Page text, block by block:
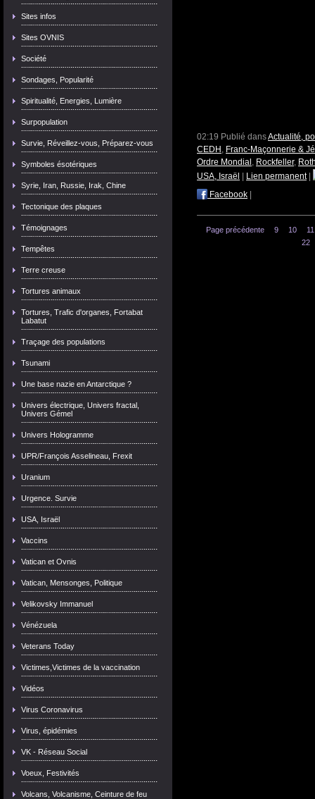
Sites infos
Sites OVNIS
Société
Sondages, Popularité
Spiritualité, Energies, Lumière
Surpopulation
Survie, Réveillez-vous, Préparez-vous
Symboles ésotériques
Syrie, Iran, Russie, Irak, Chine
Tectonique des plaques
Témoignages
Tempêtes
Terre creuse
Tortures animaux
Tortures, Trafic d'organes, Fortabat
Labatut
Traçage des populations
Tsunami
Une base nazie en Antarctique ?
Univers électrique, Univers fractal,
Univers Gémel
Univers Hologramme
UPR/François Asselineau, Frexit
Uranium
Urgence. Survie
USA, Israël
Vaccins
Vatican et Ovnis
Vatican, Mensonges, Politique
Velikovsky Immanuel
Vénézuela
Veterans Today
Victimes,Victimes de la vaccination
Vidéos
Virus Coronavirus
Virus, épidémies
VK - Réseau Social
Voeux, Festivités
Volcans, Volcanisme, Ceinture de feu
02:19 Publié dansActualité,
CEDH , Franc-Maçonnerie &
Ordre Mondial , Rockfeller,
USA, Israël
Lien permanent|
Facebook
Page précédente 9 10
11
22